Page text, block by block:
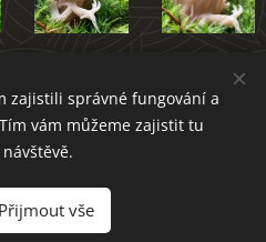
zajistili správné fungování a
vám můžeme zajistit tu
Přijmout vše